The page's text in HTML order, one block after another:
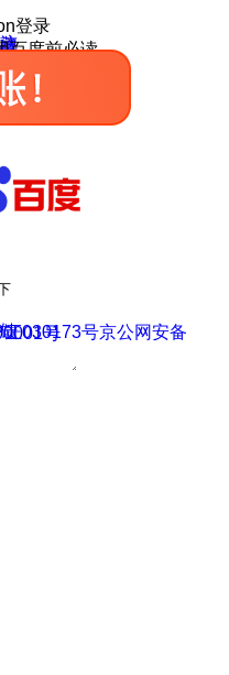
登录
百度前必读
030173号
号